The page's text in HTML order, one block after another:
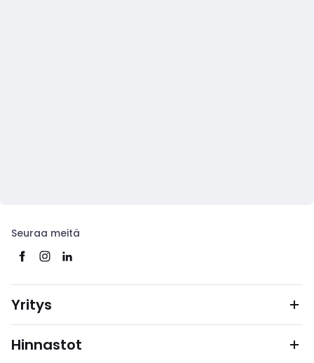
Seuraa meitä
Yritys
Hinnastot